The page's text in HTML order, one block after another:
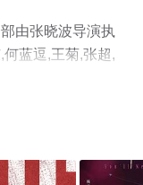
由张晓波导演执
蓝逗,王菊,张超,
吴玉芳,刘恩佳,李
剧情已揭晓（第
看，更多剧情信